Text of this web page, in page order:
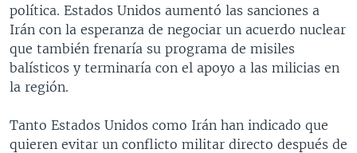
política. Estados Unidos aumentó las sanciones a
Irán con la esperanza de negociar un acuerdo nuclear
que también frenaría su programa de misiles
balísticos y terminaría con el apoyo a las milicias en
la región.
Tanto Estados Unidos como Irán han indicado que
quieren evitar un conflicto militar directo después de